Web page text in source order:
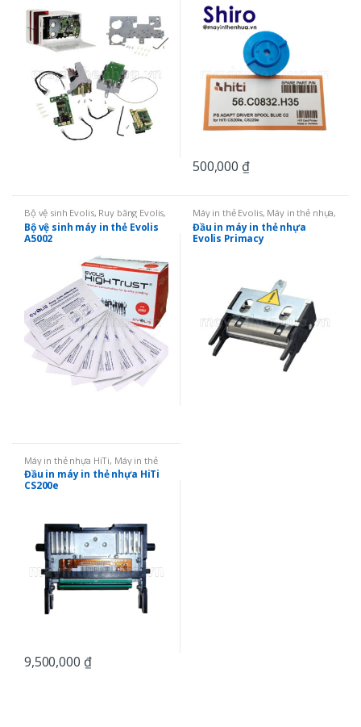
500,000 ₫
Bộ vệ sinh Evolis, Ruy băng Evolis,
Linh kiện Ruy băng mực in thẻ,
Bộ vệ sinh
Bộ vệ sinh máy in thẻ Evolis
A5002
Máy in thẻ Evolis, Máy in thẻ nhựa,
Linh kiện
Đầu in máy in thẻ nhựa
Evolis Primacy
Máy in thẻ nhựa HiTi, Máy in thẻ
nhựa , Linh kiện
Đầu in máy in thẻ nhựa HiTi
CS200e
9,500,000 ₫